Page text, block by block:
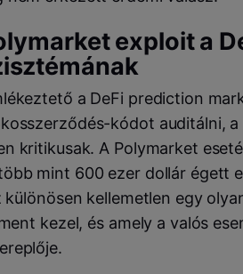
exploit a
a DeFi prediction
kódot auditálni,
kritikusak. A Polymarket
mint 600 ezer dollár égett
kellemetlen egy
kezel, és amely a valós